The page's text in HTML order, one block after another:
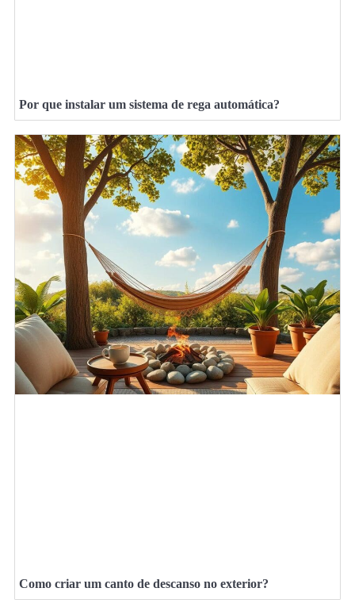
Por que instalar um sistema de rega automática?
Como criar um canto de descanso no exterior?